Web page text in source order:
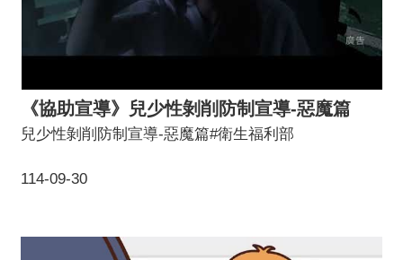
《協助宣導》兒少性剝削防制宣導-惡魔篇
114-09-30
兒少性剝削防制宣導-惡魔篇#衛生福利部